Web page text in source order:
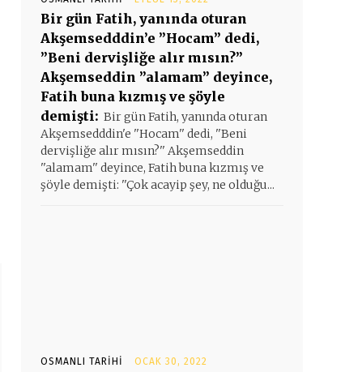
Bir gün Fatih, yanında oturan
Akşemsedddin’e ”Hocam” dedi,
”Beni dervişliğe alır mısın?”
Akşemseddin ”alamam” deyince,
Fatih buna kızmış ve şöyle
demişti: Bir gün Fatih, yanında oturan
Akşemsedddin'e ''Hocam'' dedi, ''Beni
dervişliğe alır mısın?'' Akşemseddin
''alamam'' deyince, Fatih buna kızmış ve
şöyle demişti: ''Çok acayip şey, ne olduğu...
OSMANLI TARIHI OCAK 30, 2022